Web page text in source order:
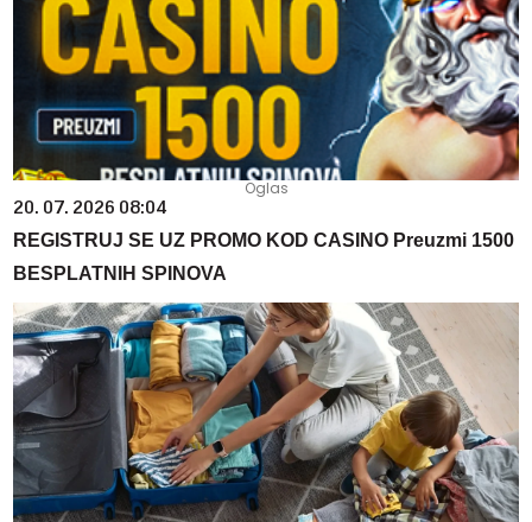
20. 07. 2026 08:04
REGISTRUJ SE UZ PROMO KOD CASINO Preuzmi 1500
BESPLATNIH SPINOVA